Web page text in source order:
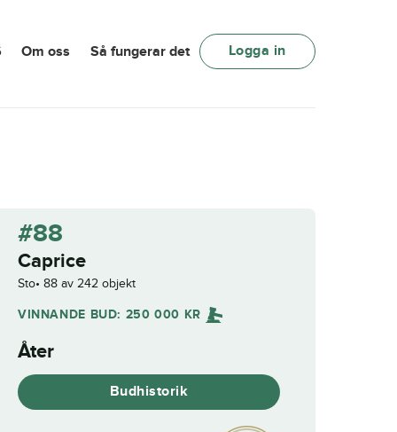
Om oss Så fungerar det Logga in
#88
Caprice
Sto 88 av 242 objekt
VINNANDE BUD: 250 000 KR
Åter
Budhistorik